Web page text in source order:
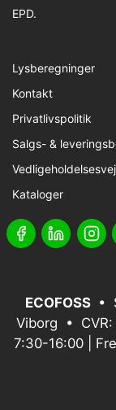
EPD.
Lysberegninger
Kontakt
Privatlivspolitik
Salgs- &
Kataloger
ECOFOSS •
Viborg • CVR:
7:30-16:00 |